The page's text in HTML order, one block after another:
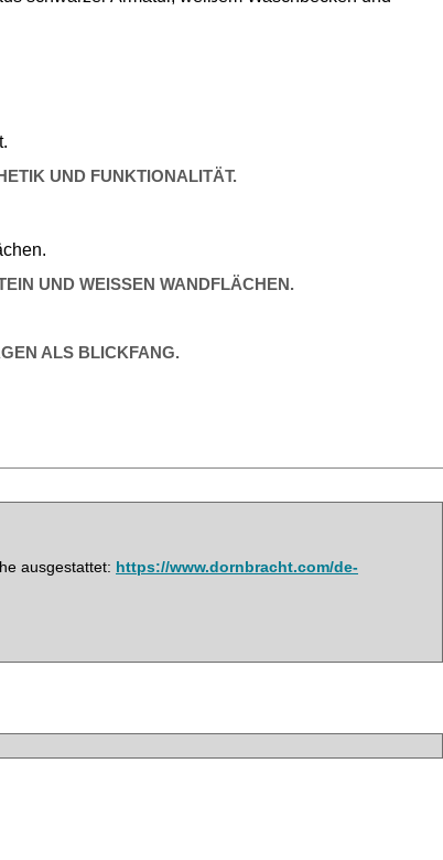
UND FUNKTIONALITÄT.
UND WEISSEN WANDFLÄCHEN.
ALS BLICKFANG.
ausgestattet: https://www.dornbracht.com/de-